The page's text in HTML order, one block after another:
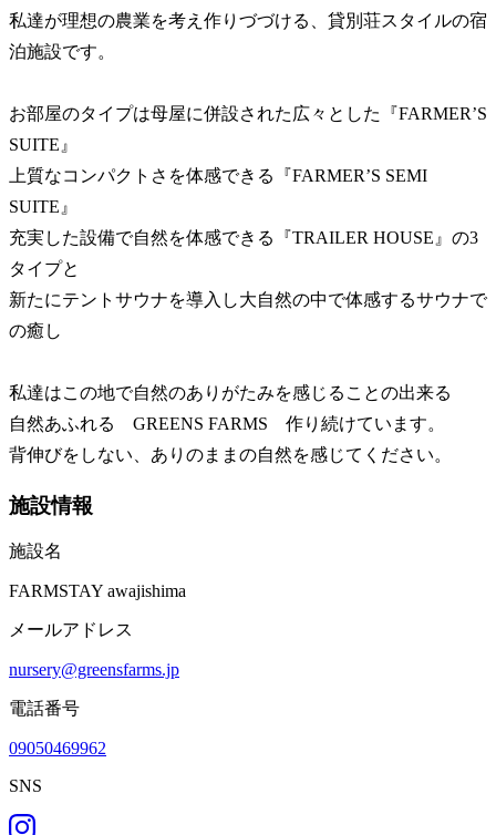
私達が理想の農業を考え作りづづける、貸別荘スタイルの宿
泊施設です。
お部屋のタイプは母屋に併設された広々とした『FARMER’S
SUITE』
上質なコンパクトさを体感できる『FARMER’S SEMI
SUITE』
充実した設備で自然を体感できる『TRAILER HOUSE』の3
タイプと
新たにテントサウナを導入し大自然の中で体感するサウナで
の癒し
私達はこの地で自然のありがたみを感じることの出来る
自然あふれる GREENS FARMS 作り続けています。
背伸びをしない、ありのままの自然を感じてください。
施設情報
施設名
FARMSTAY awajishima
メールアドレス
nursery@greensfarms.jp
電話番号
09050469962
SNS